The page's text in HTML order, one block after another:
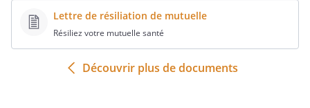
Lettre de résiliation de mutuelle
Résiliez votre mutuelle santé
Découvrir plus de documents